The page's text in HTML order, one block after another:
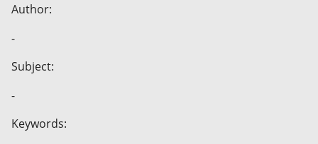
Author:
-
Subject:
-
Keywords: